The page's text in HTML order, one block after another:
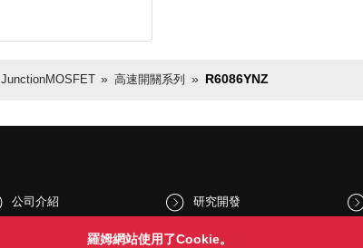
高速開關系列 R6086YNZ
公司介紹
股東和投資人資訊
研究開發
文化與社會
羅姆網站使用了Cookie。